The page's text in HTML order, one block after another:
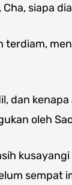
siapa
terdiam,
dan
oleh
sempat